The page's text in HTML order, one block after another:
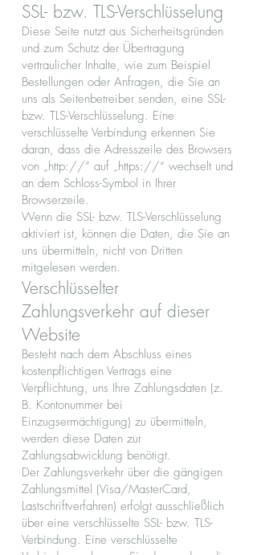
SSL- bzw. TLS-Verschlüsselung
Diese Seite nutzt aus Sicherheitsgründen
und zum Schutz der Übertragung
vertraulicher Inhalte, wie zum Beispiel
Bestellungen oder Anfragen, die Sie an
uns als Seitenbetreiber senden, eine SSL-
bzw. TLS-Verschlüsselung. Eine
verschlüsselte Verbindung erkennen Sie
daran, dass die Adresszeile des Browsers
von „http://“ auf „https://“ wechselt und
an dem Schloss-Symbol in Ihrer
Browserzeile.
Wenn die SSL- bzw. TLS-Verschlüsselung
aktiviert ist, können die Daten, die Sie an
uns übermitteln, nicht von Dritten
mitgelesen werden.
Verschlüsselter
Zahlungsverkehr auf dieser
Website
Besteht nach dem Abschluss eines
kostenpflichtigen Vertrags eine
Verpflichtung, uns Ihre Zahlungsdaten (z.
B. Kontonummer bei
Einzugsermächtigung) zu übermitteln,
werden diese Daten zur
Zahlungsabwicklung benötigt.
Der Zahlungsverkehr über die gängigen
Zahlungsmittel (Visa/MasterCard,
Lastschriftverfahren) erfolgt ausschließlich
über eine verschlüsselte SSL- bzw. TLS-
Verbindung. Eine verschlüsselte